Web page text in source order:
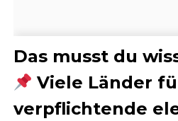
Das musst du
Viele Länder
verpflichtende